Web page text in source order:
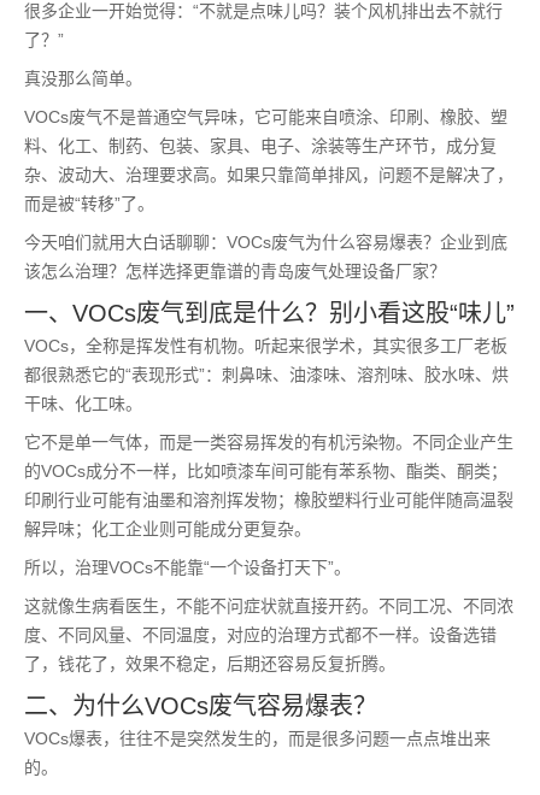
很多企业一开始觉得：“不就是点味儿吗？装个风机排出去不就行
了？”
真没那么简单。
VOCs废气不是普通空气异味，它可能来自喷涂、印刷、橡胶、塑
料、化工、制药、包装、家具、电子、涂装等生产环节，成分复
杂、波动大、治理要求高。如果只靠简单排风，问题不是解决了，
而是被“转移”了。
今天咱们就用大白话聊聊：VOCs废气为什么容易爆表？企业到底
该怎么治理？怎样选择更靠谱的青岛废气处理设备厂家？
一、VOCs废气到底是什么？别小看这股“味儿”
VOCs，全称是挥发性有机物。听起来很学术，其实很多工厂老板
都很熟悉它的“表现形式”：刺鼻味、油漆味、溶剂味、胶水味、烘
干味、化工味。
它不是单一气体，而是一类容易挥发的有机污染物。不同企业产生
的VOCs成分不一样，比如喷漆车间可能有苯系物、酯类、酮类；
印刷行业可能有油墨和溶剂挥发物；橡胶塑料行业可能伴随高温裂
解异味；化工企业则可能成分更复杂。
所以，治理VOCs不能靠“一个设备打天下”。
这就像生病看医生，不能不问症状就直接开药。不同工况、不同浓
度、不同风量、不同温度，对应的治理方式都不一样。设备选错
了，钱花了，效果不稳定，后期还容易反复折腾。
二、为什么VOCs废气容易爆表？
VOCs爆表，往往不是突然发生的，而是很多问题一点点堆出来
的。